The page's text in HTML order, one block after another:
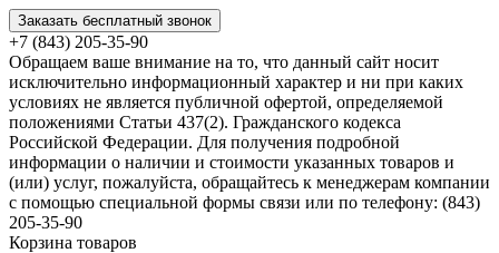
Заказать бесплатный звонок
+7 (843) 205-35-90
Обращаем ваше внимание на то, что данный сайт носит
исключительно информационный характер и ни при каких
условиях не является публичной офертой, определяемой
положениями Статьи 437(2). Гражданского кодекса
Российской Федерации. Для получения подробной
информации о наличии и стоимости указанных товаров и
(или) услуг, пожалуйста, обращайтесь к менеджерам компании
с помощью специальной формы связи или по телефону: (843)
205-35-90
Корзина товаров